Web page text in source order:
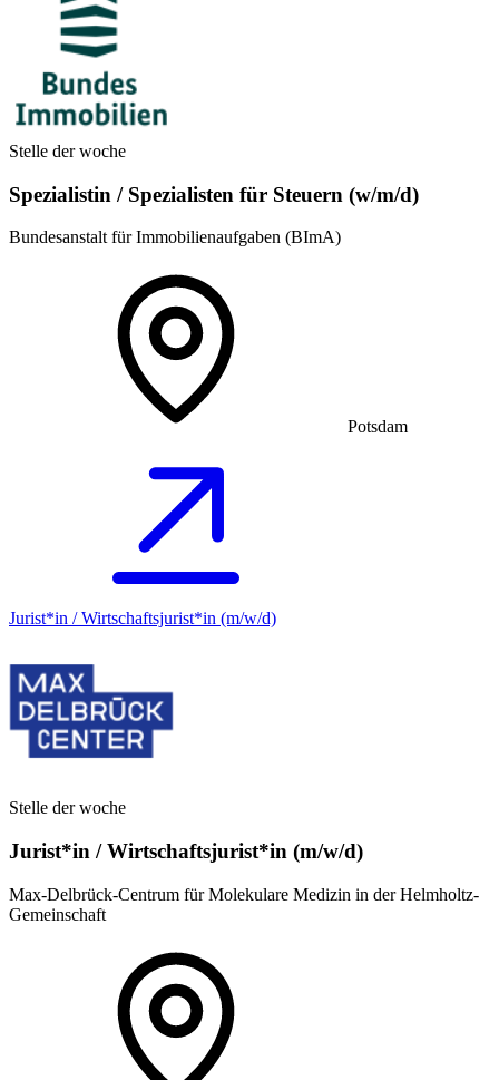
Stelle der woche
Spezialistin / Spezialisten für Steuern (w/m/d)
Bundesanstalt für Immobilienaufgaben (BImA)
Potsdam
Jurist*in / Wirtschafts­jurist*in (m/w/d)
Stelle der woche
Jurist*in / Wirtschafts­jurist*in (m/w/d)
Max-Delbrück-Centrum für Molekulare Medizin in der Helmholtz-
Gemeinschaft